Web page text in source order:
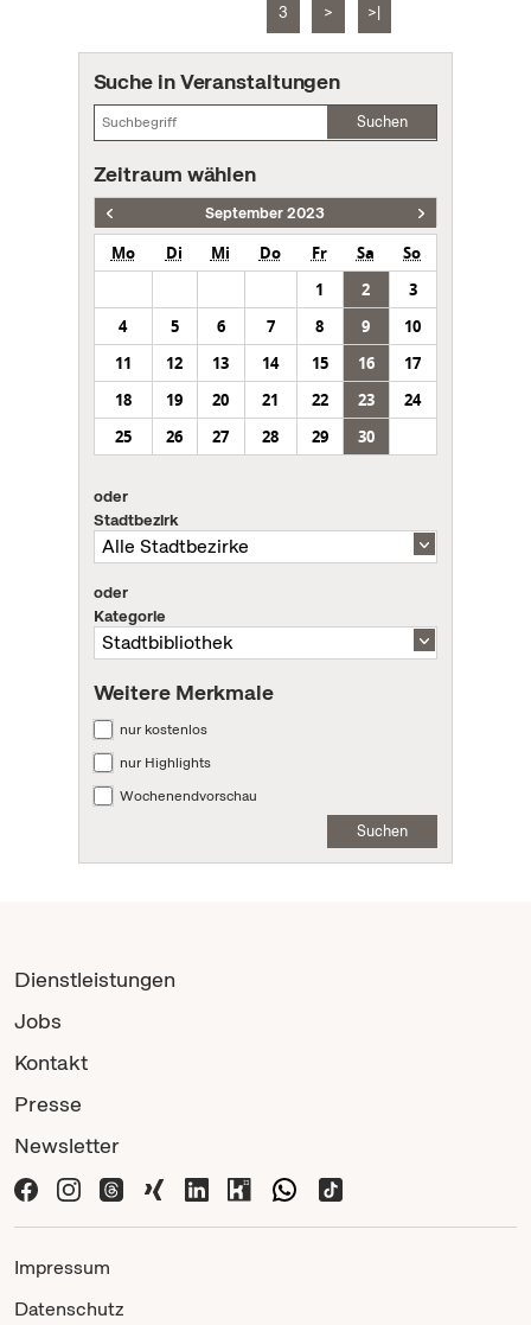
3 > >|
Suche in Veranstaltungen
Suchen
Zeitraum wählen
September 2023
Mo Di Mi Do Fr Sa
So
1
2
3
4
5 6 7 8 9
10
11
12 13 14 15 16
17
18
19 20 21 22 23
24
25
26 27 28 29 30
oder
Stadtbezirk
oder
Kategorie
Weitere Merkmale
nur kostenlos
nur Highlights
Wochenendvorschau
Suchen
Dienstleistungen
Jobs
Kontakt
Presse
Newsletter
Impressum
Datenschutz